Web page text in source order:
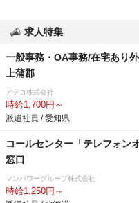
求人特集
一般事務・OA事務/在宅あり
上蒲郡
アデコ株式会社
時給1,700円～
派遣社員 / 愛知県
コールセンター「テレフォン
窓口
マンパワーグループ株式会社
時給1,250円～